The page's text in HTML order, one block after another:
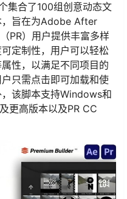
集合了100组创意动态文
，旨在为Adobe After
PR）用户提供丰富多样
定制性，用户可以轻松
性，以满足不同项目的
只需点击即可加载和使
该脚本支持Windows和
更高版本以及PR CC